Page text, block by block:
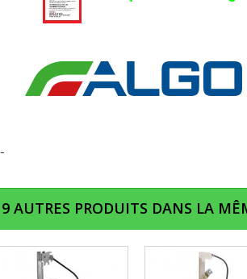
9 AUTRES PRODUITS DANS LA